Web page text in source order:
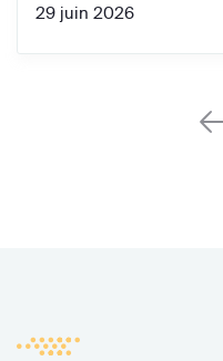
29 juin 2026